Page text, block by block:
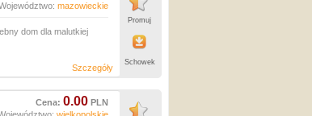
mazowieckie
dom dla malutkiej
Szczegóły
Promuj
Schowek
Cena: 0.00 PLN